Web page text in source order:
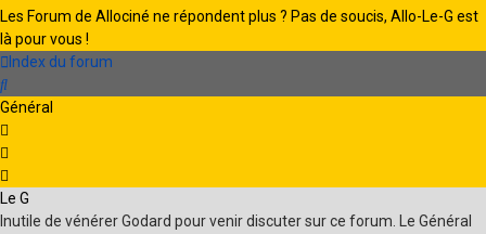
Les Forum de Allociné ne répondent plus ? Pas de soucis, Allo-Le-G est
là pour vous !
Index du forum
Rechercher
Général
Le G
Inutile de vénérer Godard pour venir discuter sur ce forum. Le Général